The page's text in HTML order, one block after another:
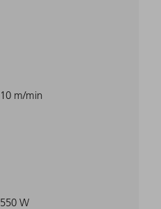
10 m/min
550 W